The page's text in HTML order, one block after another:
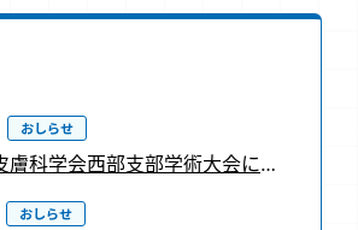
おしらせ
第77回日本皮膚科学会西部支部学術大会について
おしらせ